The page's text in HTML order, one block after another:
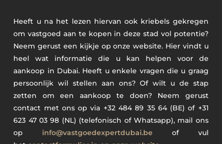
Heeft u na het lezen hiervan ook kriebels gekregen
om vastgoed aan te kopen in deze stad vol potentie?
Neem gerust een kijkje op onze website. Hier vindt u
heel wat informatie die u kan helpen voor de
aankoop in Dubai. Heeft u enkele vragen die u graag
persoonlijk wil stellen aan ons? Of wilt u de stap
zetten om een aankoop te doen? Neem gerust
contact met ons op via +32 484 89 35 64 (BE) of +31
623 47 03 98 (NL) (telefonisch of Whatsapp), mail ons
op info@vastgoedexpertdubai.be of vul